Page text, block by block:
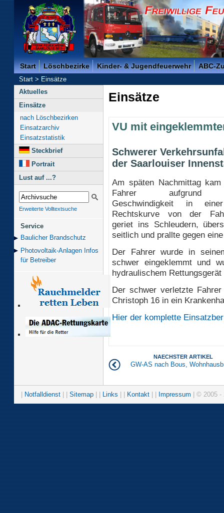
Freiwillige Feuerwehr der Kreisstadt Saarlouis -
Start Löschbezirke Kinder- & Jugendfeuerwehr ABC-
Start>Einsätze
Aktuelles
Einsätze
nach Löschbezirken
Einsatzarchiv
Einsatzstatistik
Steckbrief
Portrait
Lust auf ...?
Erweiterte Volltextsuche
Service
Baulicher Brand­schutz
Photovoltaik-Anlagen Infos
für Betreiber
Einsätze
VU mit
Schwerer
der Saarlouiser
Am späten Nachmittag
Fahrer aufgrund
Geschwindigkeit in
Rechtskurve von der
geriet ins Schleudern,
seitlich und prallte gegen
Der Fahrer wurde in
schwer eingeklemmt und
hydraulischem
Der schwer verletzte
Christoph 16 in ein
Hier der komplette
NAECHSTER ARTIKEL
GW-AS nach Bous,
Notfalldienst Sitemap Links Kontakt Impressum | © 2005 -